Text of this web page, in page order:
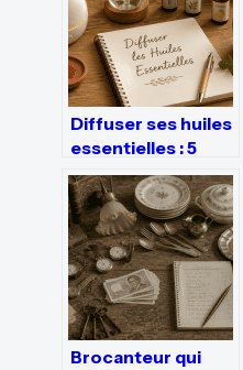
équipements
Diffuser ses huiles
essentielles : 5
techniques
naturelles et 3
règles de sécurité
pour un air purifié
Brocanteur qui